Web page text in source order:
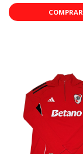
COMPRAR